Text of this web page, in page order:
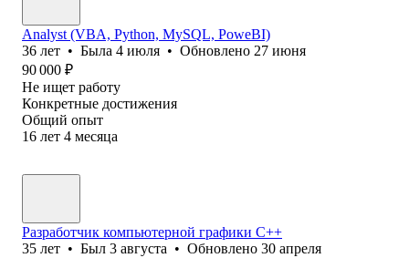
Analyst (VBA, Python, MySQL, PoweBI)
36 лет • Была 4 июля • Обновлено 27 июня
90 000 ₽
Не ищет работу
Конкретные достижения
Общий опыт
16 лет 4 месяца
Разработчик компьютерной графики С++
35 лет • Был 3 августа • Обновлено 30 апреля